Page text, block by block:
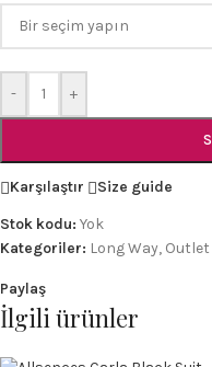
- +
Karşılaştır
Size guide
Stok kodu: Yok
Kategoriler: Long Way, Outlet
Paylaş
İlgili ürünler